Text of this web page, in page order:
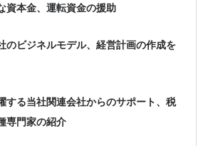
資本金、運転資金の援助
のビジネルモデル、経営計画の作成を
する当社関連会社からのサポート、 税
専門家の紹介